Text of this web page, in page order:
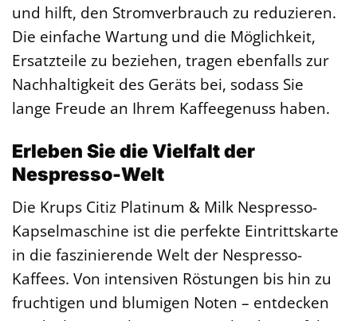
und hilft, den Stromverbrauch zu reduzieren.
Die einfache Wartung und die Möglichkeit,
Ersatzteile zu beziehen, tragen ebenfalls zur
Nachhaltigkeit des Geräts bei, sodass Sie
lange Freude an Ihrem Kaffeegenuss haben.
Erleben Sie die Vielfalt der
Nespresso-Welt
Die Krups Citiz Platinum & Milk Nespresso-
Kapselmaschine ist die perfekte Eintrittskarte
in die faszinierende Welt der Nespresso-
Kaffees. Von intensiven Röstungen bis hin zu
fruchtigen und blumigen Noten – entdecken